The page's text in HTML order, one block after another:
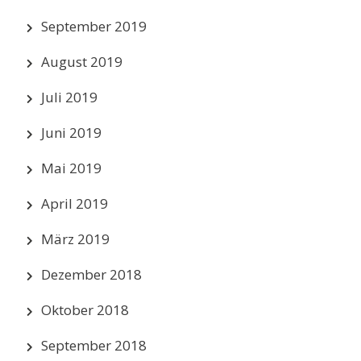
September 2019
August 2019
Juli 2019
Juni 2019
Mai 2019
April 2019
März 2019
Dezember 2018
Oktober 2018
September 2018